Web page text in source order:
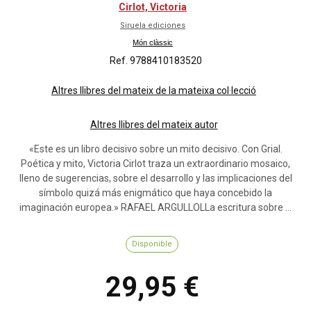
Cirlot, Victoria
Siruela ediciones
Món clàssic
Ref. 9788410183520
Altres llibres del mateix de la mateixa col·lecció
Altres llibres del mateix autor
«Este es un libro decisivo sobre un mito decisivo. Con Grial.
Poética y mito, Victoria Cirlot traza un extraordinario mosaico,
lleno de sugerencias, sobre el desarrollo y las implicaciones del
símbolo quizá más enigmático que haya concebido la
imaginación europea.» RAFAEL ARGULLOLLa escritura sobre ...
Disponible
29,95 €